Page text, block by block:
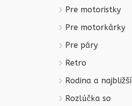
Pre motoristky
Pre motorkárky
Pre páry
Retro
Rodina a najbližší
Rozlúčka so